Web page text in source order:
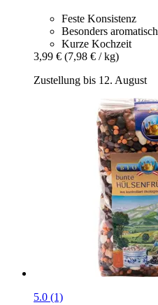
Feste Konsistenz
Besonders aromatisch
Kurze Kochzeit
3,99 € (7,98 € / kg)
Zustellung bis 12. August
5.0 (1)